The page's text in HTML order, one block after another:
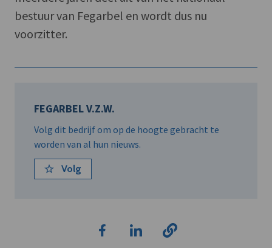
bestuur van Fegarbel en wordt dus nu
voorzitter.
FEGARBEL V.Z.W.
Volg dit bedrijf om op de hoogte gebracht te
worden van al hun nieuws.
Volg